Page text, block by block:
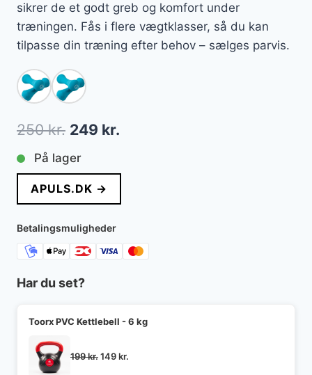
sikrer de et godt greb og komfort under
træningen. Fås i flere vægtklasser, så du kan
tilpasse din træning efter behov – sælges parvis.
250kr. Den
oprindelige
pris
var:
250 kr..
249 kr.
pris
er:
På lager
APULS.DK →
Betalingsmuligheder
Har du set?
Toorx PVC Kettlebell - 6 kg
199kr.Den
149kr.